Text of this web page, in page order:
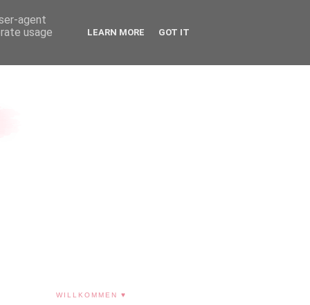
WILLKOMMEN ♥
agent
usage
LEARN MORE GOT IT